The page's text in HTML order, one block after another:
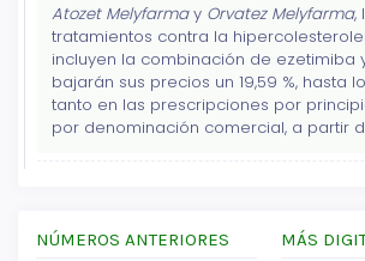
Atozet Melyfarmay Orvatez Melyfarma,
tratamientos contra la
incluyen la combinación de ezetimiba
bajarán sus precios un 19,59 %, hasta
tanto en las prescripciones por
por denominación comercial, a partir
NÚMEROS ANTERIORES MÁS